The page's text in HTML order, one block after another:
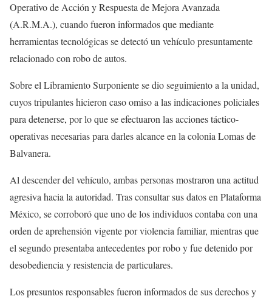
Operativo de Acción y Respuesta de Mejora Avanzada
(A.R.M.A.), cuando fueron informados que mediante
herramientas tecnológicas se detectó un vehículo presuntamente
relacionado con robo de autos.
Sobre el Libramiento Surponiente se dio seguimiento a la unidad,
cuyos tripulantes hicieron caso omiso a las indicaciones policiales
para detenerse, por lo que se efectuaron las acciones táctico-
operativas necesarias para darles alcance en la colonia Lomas de
Balvanera.
Al descender del vehículo, ambas personas mostraron una actitud
agresiva hacia la autoridad. Tras consultar sus datos en Plataforma
México, se corroboró que uno de los individuos contaba con una
orden de aprehensión vigente por violencia familiar, mientras que
el segundo presentaba antecedentes por robo y fue detenido por
desobediencia y resistencia de particulares.
Los presuntos responsables fueron informados de sus derechos y